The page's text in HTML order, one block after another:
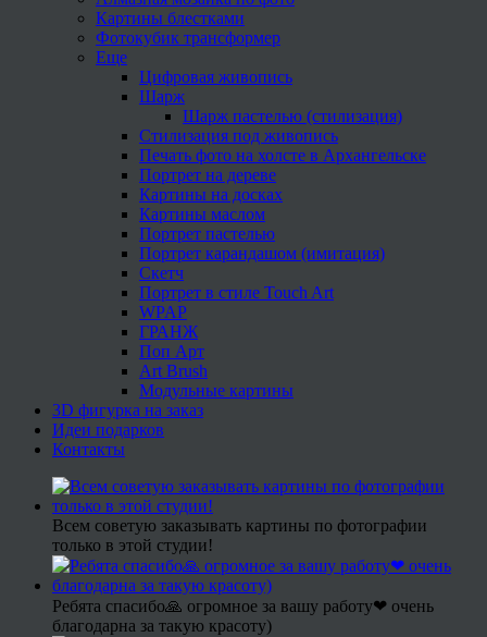
Картины блестками
Фотокубик трансформер
Еще
Цифровая живопись
Шарж
Шарж пастелью (стилизация)
Стилизация под живопись
Печать фото на холсте в Архангельске
Портрет на дереве
Картины на досках
Картины маслом
Портрет пастелью
Портрет карандашом (имитация)
Скетч
Портрет в стиле Touch Art
WPAP
ГРАНЖ
Поп Арт
Art Brush
Модульные картины
3D фигурка на заказ
Идеи подарков
Контакты
Всем советую заказывать картины по фотографии
только в этой студии!
Ребята спасибо🙏 огромное за вашу работу❤ очень
благодарна за такую красоту)